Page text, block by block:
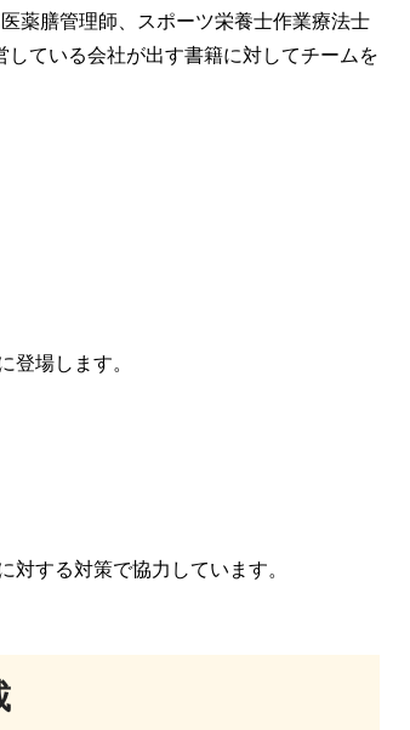
薬膳管理師、スポーツ栄養士作業療法士
している会社が出す書籍に対してチームを
登場します。
する対策で協力しています。